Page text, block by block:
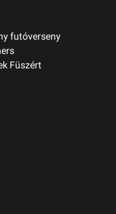
futóverseny
Füszért